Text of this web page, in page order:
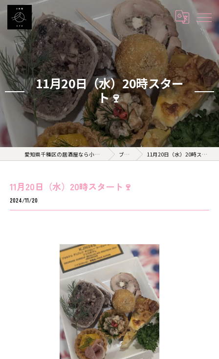
11月20日（水）20時スター
ト🍷
愛知県千種区の居酒屋なら小料理 久 KYU ブログ 11月20日（水）20時スタート🍷
11月20日（水）20時スタート🍷
2024/11/20